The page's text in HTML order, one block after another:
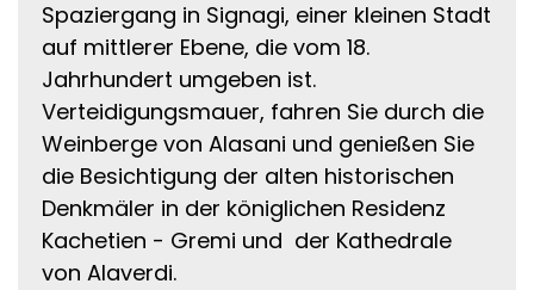
Spaziergang in Signagi, einer kleinen Stadt
auf mittlerer Ebene, die vom 18.
Jahrhundert umgeben ist.
Verteidigungsmauer, fahren Sie durch die
Weinberge von Alasani und genießen Sie
die Besichtigung der alten historischen
Denkmäler in der königlichen Residenz
Kachetien - Gremi und der Kathedrale
von Alaverdi.